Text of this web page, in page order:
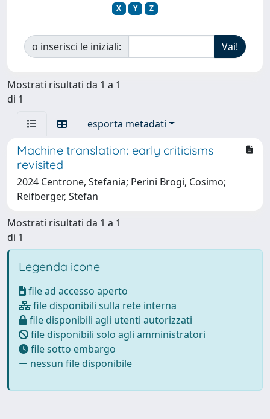
X
Y Z
o inserisci le iniziali:
Mostrati risultati da 1 a 1
di 1
esporta metadati
Machine translation: early criticisms
revisited
2024 Centrone, Stefania; Perini Brogi, Cosimo;
Reifberger, Stefan
Mostrati risultati da 1 a 1
di 1
Legenda icone
file ad accesso aperto
file disponibili sulla rete interna
file disponibili agli utenti autorizzati
file disponibili solo agli amministratori
file sotto embargo
nessun file disponibile